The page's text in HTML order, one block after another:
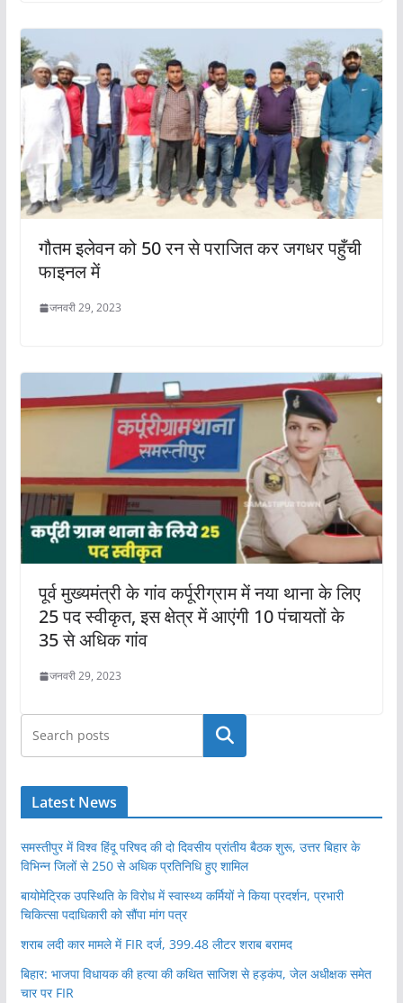
गौतम इलेवन को 50 रन से पराजित कर जगधर पहुँची
फाइनल में
जनवरी 29, 2023
पूर्व मुख्यमंत्री के गांव कर्पूरीग्राम में नया थाना के लिए
25 पद स्वीकृत, इस क्षेत्र में आएंगी 10 पंचायतों के
35 से अधिक गांव
जनवरी 29, 2023
खोजें
Latest News
समस्तीपुर में विश्व हिंदू परिषद की दो दिवसीय प्रांतीय बैठक शुरू, उत्तर बिहार के
विभिन्न जिलों से 250 से अधिक प्रतिनिधि हुए शामिल
बायोमेट्रिक उपस्थिति के विरोध में स्वास्थ्य कर्मियों ने किया प्रदर्शन, प्रभारी
चिकित्सा पदाधिकारी को सौंपा मांग पत्र
शराब लदी कार मामले में FIR दर्ज, 399.48 लीटर शराब बरामद
बिहार: भाजपा विधायक की हत्या की कथित साजिश से हड़कंप, जेल अधीक्षक समेत
चार पर FIR